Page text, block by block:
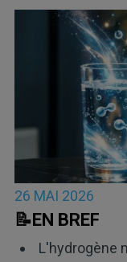
26 MAI 2026
📝EN BREF
L'hydrogène